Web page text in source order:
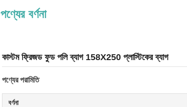
পণ্যের বর্ণনা
কাস্টম ফ্রিজড ফুড পলি ব্যাগ 158X250 প্লাস্টিকের ব্যাগ
পণ্যের পরামিতি
বর্ণনা